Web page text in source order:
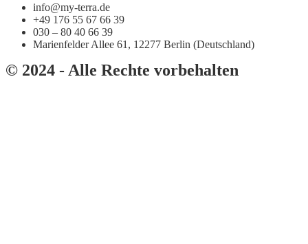
info@my-terra.de
+49 176 55 67 66 39
030 – 80 40 66 39
Marienfelder Allee 61, 12277 Berlin (Deutschland)
© 2024 - Alle Rechte vorbehalten